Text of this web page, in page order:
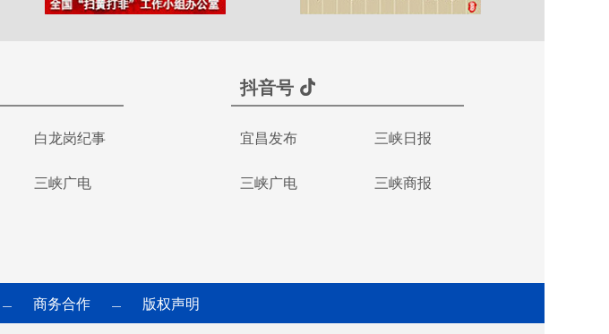
白龙岗纪事
三峡广电
抖音号
宜昌发布 三峡日报
三峡广电 三峡商报
— 商务合作 — 版权声明